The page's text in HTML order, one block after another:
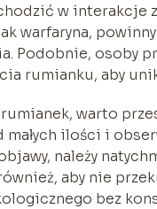
w interakcje
warfaryna,
Podobnie, osoby
rumianku, aby
warto
małych ilości i
należy
aby nie
bez